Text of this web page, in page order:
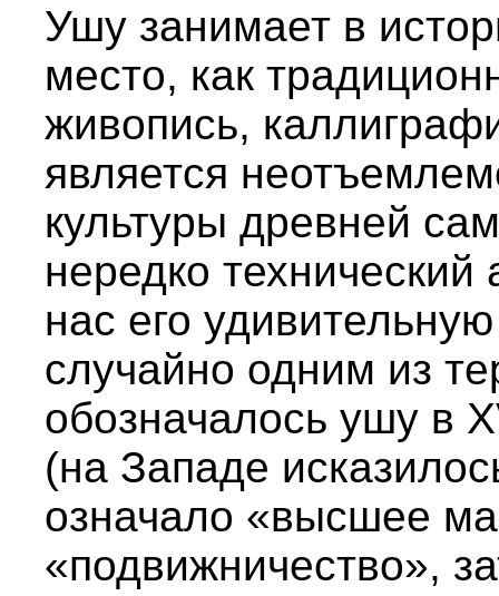
Ушу занимает в
место, как
живопись,
является
культуры древней
нередко технический
нас его
случайно одним из
обозначалось ушу в
(на Западе
означало «высшее
«подвижничество»,